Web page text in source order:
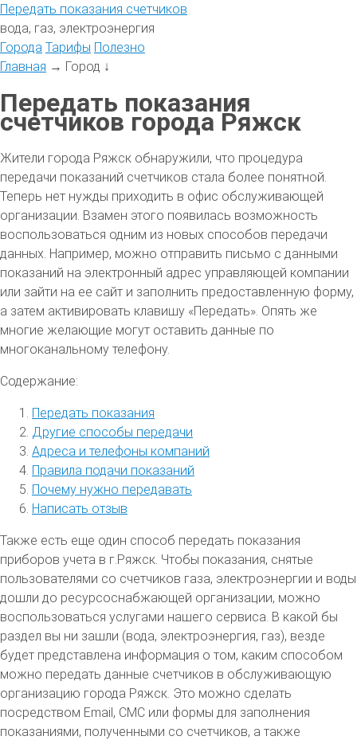
Передать показания счетчиков
вода, газ, электроэнергия
Города Тарифы Полезно
Главная → Город ↓
Передать показания
счетчиков города Ряжск
Жители города Ряжск обнаружили, что процедура
передачи показаний счетчиков стала более понятной.
Теперь нет нужды приходить в офис обслуживающей
организации. Взамен этого появилась возможность
воспользоваться одним из новых способов передачи
данных. Например, можно отправить письмо с данными
показаний на электронный адрес управляющей компании
или зайти на ее сайт и заполнить предоставленную форму,
а затем активировать клавишу «Передать». Опять же
многие желающие могут оставить данные по
многоканальному телефону.
Содержание:
Передать показания
Другие способы передачи
Адреса и телефоны компаний
Правила подачи показаний
Почему нужно передавать
Написать отзыв
Также есть еще один способ передать показания
приборов учета в г.Ряжск. Чтобы показания, снятые
пользователями со счетчиков газа, электроэнергии и воды
дошли до ресурсоснабжающей организации, можно
воспользоваться услугами нашего сервиса. В какой бы
раздел вы ни зашли (вода, электроэнергия, газ), везде
будет представлена информация о том, каким способом
можно передать данные счетчиков в обслуживающую
организацию города Ряжск. Это можно сделать
посредством Email, СМС или формы для заполнения
показаниями, полученными со счетчиков, а также